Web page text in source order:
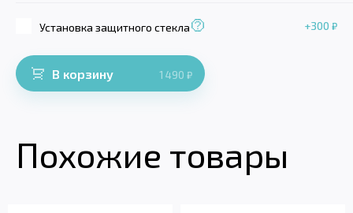
Установка защитного стекла +300 ₽
В корзину 1 490 ₽
Похожие товары